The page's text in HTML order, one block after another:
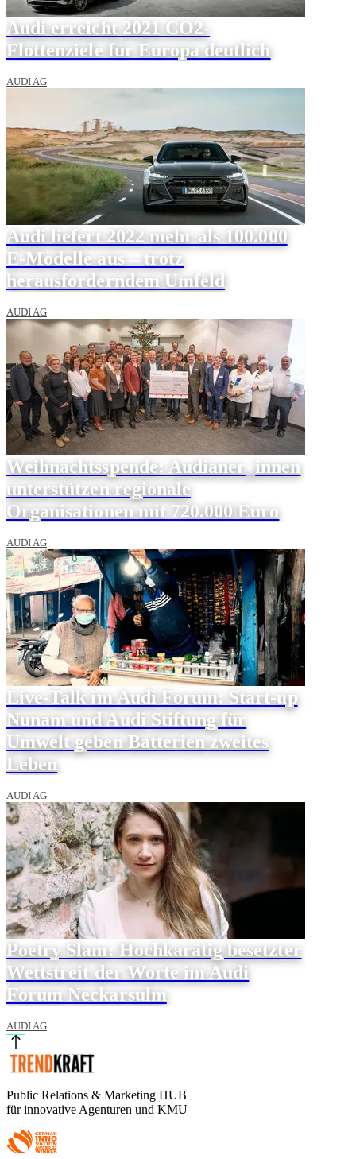
Audi erreicht 2021 CO2-
Flottenziele für Europa deutlich
AUDI AG
Audi liefert 2022 mehr als 100.000
E-Modelle aus – trotz
herausforderndem Umfeld
AUDI AG
Weihnachtsspende: Audianer_innen
unterstützen regionale
Organisationen mit 720.000 Euro
AUDI AG
Live-Talk im Audi Forum: Start-up
Nunam und Audi Stiftung für
Umwelt geben Batterien zweites
Leben
AUDI AG
Poetry Slam: Hochkarätig besetzter
Wettstreit der Worte im Audi
Forum Neckarsulm
AUDI AG
Public Relations & Marketing HUB
für innovative Agenturen und KMU